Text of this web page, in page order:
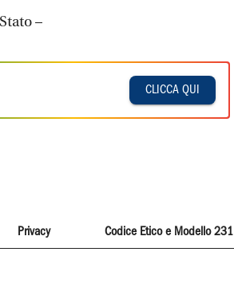
–
CLICCA QUI
Privacy Codice Etico e Modello 231